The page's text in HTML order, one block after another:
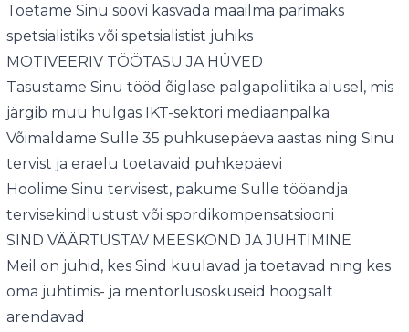
Toetame Sinu soovi kasvada maailma parimaks
spetsialistiks või spetsialistist juhiks
MOTIVEERIV TÖÖTASU JA HÜVED
Tasustame Sinu tööd õiglase palgapoliitika alusel, mis
järgib muu hulgas IKT-sektori mediaanpalka
Võimaldame Sulle 35 puhkusepäeva aastas ning Sinu
tervist ja eraelu toetavaid puhkepäevi
Hoolime Sinu tervisest, pakume Sulle tööandja
tervisekindlustust või spordikompensatsiooni
SIND VÄÄRTUSTAV MEESKOND JA JUHTIMINE
Meil on juhid, kes Sind kuulavad ja toetavad ning kes
oma juhtimis- ja mentorlusoskuseid hoogsalt
arendavad